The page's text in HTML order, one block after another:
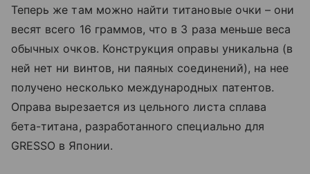
Теперь же там можно найти титановые очки – они
весят всего 16 граммов, что в 3 раза меньше веса
обычных очков. Конструкция оправы уникальна (в
ней нет ни винтов, ни паяных соединений), на нее
получено несколько международных патентов.
Оправа вырезается из цельного листа сплава
бета-титана, разработанного специально для
GRESSO в Японии.